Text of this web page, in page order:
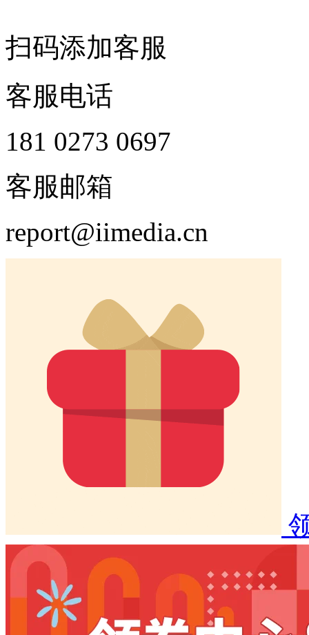
扫码添加客服
客服电话
181 0273 0697
客服邮箱
report@iimedia.cn